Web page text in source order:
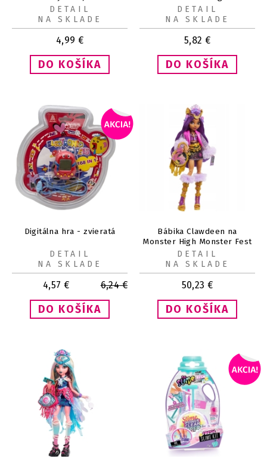
g
4,99 €
DETAIL
NA SKLADE
5,82 €
DETAIL
NA SKLADE
Digitálna hra - zvieratá
4,57 € 6,24€
DETAIL
NA SKLADE
Bábika Clawdeen na
Monster High Monster Fest
50,23 €
DETAIL
NA SKLADE